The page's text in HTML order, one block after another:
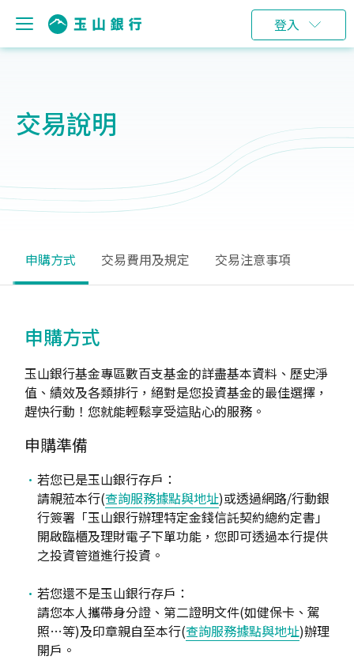
登入
交易說明
申購方式 交易費用及規定 交易注意事項
申購方式
玉山銀行基金專區數百支基金的詳盡基本資料、歷史淨
值、績效及各類排行，絕對是您投資基金的最佳選擇，
趕快行動！您就能輕鬆享受這貼心的服務。
申購準備
若您已是玉山銀行存戶：
請親蒞本行(查詢服務據點與地址)或透過網路/行動銀
行簽署「玉山銀行辦理特定金錢信託契約總約定書」
開啟臨櫃及理財電子下單功能，您即可透過本行提供
之投資管道進行投資。
若您還不是玉山銀行存戶：
請您本人攜帶身分證、第二證明文件(如健保卡、駕
照…等)及印章親自至本行(查詢服務據點與地址)辦理
開戶。